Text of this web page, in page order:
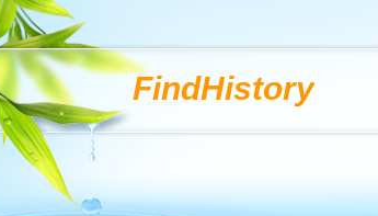
FindHistory